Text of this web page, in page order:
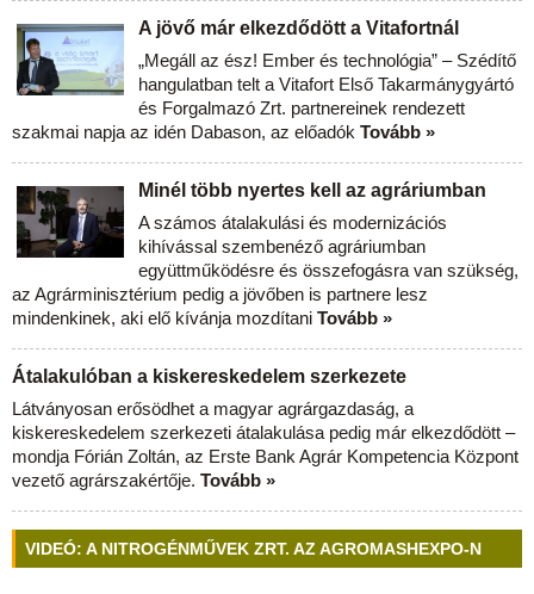
A jövő már elkezdődött a Vitafortnál
„Megáll az ész! Ember és technológia” – Szédítő
hangulatban telt a Vitafort Első Takarmánygyártó
és Forgalmazó Zrt. partnereinek rendezett
szakmai napja az idén Dabason, az előadók Tovább »
Minél több nyertes kell az agráriumban
A számos átalakulási és modernizációs
kihívással szembenéző agráriumban
együttműködésre és összefogásra van szükség,
az Agrárminisztérium pedig a jövőben is partnere lesz
mindenkinek, aki elő kívánja mozdítani Tovább »
Átalakulóban a kiskereskedelem szerkezete
Látványosan erősödhet a magyar agrárgazdaság, a
kiskereskedelem szerkezeti átalakulása pedig már elkezdődött –
mondja Fórián Zoltán, az Erste Bank Agrár Kompetencia Központ
vezető agrárszakértője. Tovább »
VIDEÓ: A NITROGÉNMŰVEK ZRT. AZ AGROMASHEXPO-N